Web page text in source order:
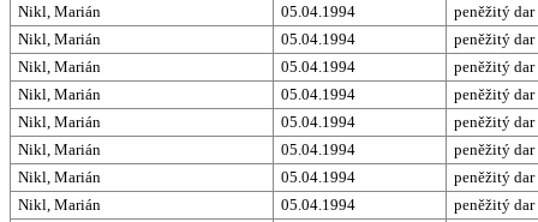
Nikl, Marián
05.04.1994
peněžitý
Nikl, Marián
05.04.1994
peněžitý
Nikl, Marián
05.04.1994
peněžitý
Nikl, Marián
05.04.1994
peněžitý
Nikl, Marián
05.04.1994
peněžitý
Nikl, Marián
05.04.1994
peněžitý
Nikl, Marián
05.04.1994
peněžitý
Nikl, Marián
05.04.1994
peněžitý